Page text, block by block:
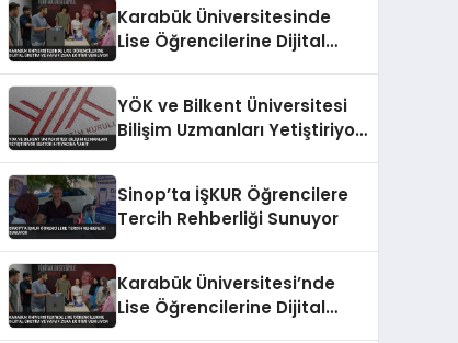
Karabük Üniversitesinde
Lise Öğrencilerine Dijital
YÖK ve Bilkent Üniversitesi
Bilişim Uzmanları Yetiştiriyor
Sinop’ta İŞKUR Öğrencilere
Tercih Rehberliği Sunuyor
Karabük Üniversitesi’nde
Lise Öğrencilerine Dijital